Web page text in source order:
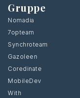
Gruppe
Nomadia
7opteam
Synchroteam
Gazoleen
Coredinate
MobileDev
With